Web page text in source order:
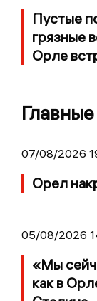
Пустые
грязные
Орле
07/08/2026
Орел
05/08/2026
«Мы
как в